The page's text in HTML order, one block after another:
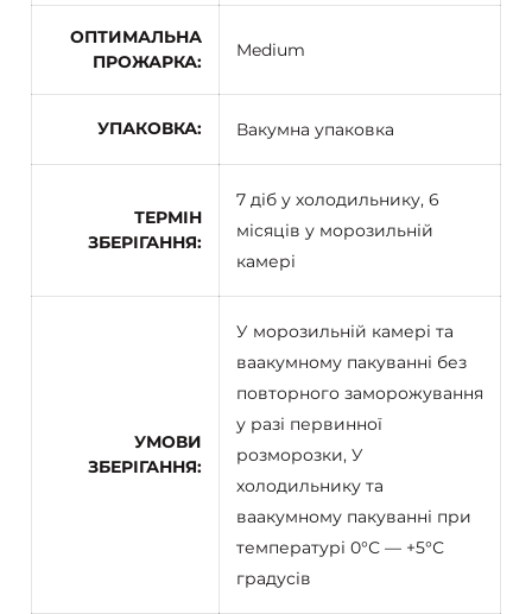
ОПТИМАЛЬНА
ПРОЖАРКА
Medium
УПАКОВКА Вакумна упаковка
ТЕРМІН
ЗБЕРІГАННЯ
7 діб у холодильнику, 6
місяців у морозильній
камері
УМОВИ
ЗБЕРІГАННЯ
У морозильній камері та
ваакумному пакуванні без
повторного заморожування
у разі первинної
розморозки, У
холодильнику та
ваакумному пакуванні при
температурі 0°С — +5°С
градусів